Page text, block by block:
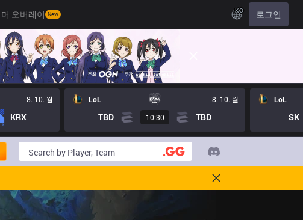
오버레이 New KO 로그인
8. 10. 월
KRX
LoL 8. 10. 월
TBD 10:30 TBD
LoL
SK